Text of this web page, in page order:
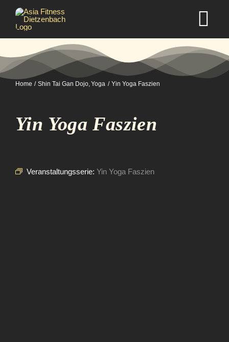
Inhalt
springen
Selbstverteidigung
Home Shin Tai Gan Dojo Yoga Yin Yoga Faszien
Yin Yoga Faszien
Veranstaltungsserie: Yin Yoga Faszien